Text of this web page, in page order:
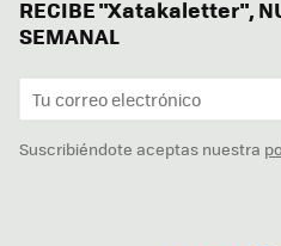
RECIBE "Xatakaletter",
SEMANAL
Suscribiéndote aceptas nuestra